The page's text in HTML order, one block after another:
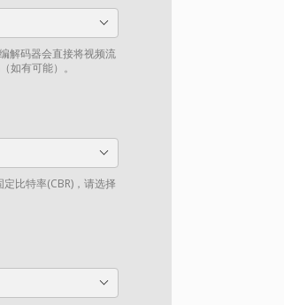
解码器会直接将视频流
如有可能）。
比特率(CBR)，请选择